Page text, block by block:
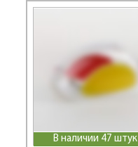
В наличии 47 штук